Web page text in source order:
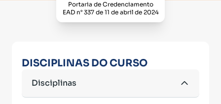
Portaria de Credenciamento
EAD n° 337 de 11 de abril de 2024
DISCIPLINAS DO CURSO
Disciplinas